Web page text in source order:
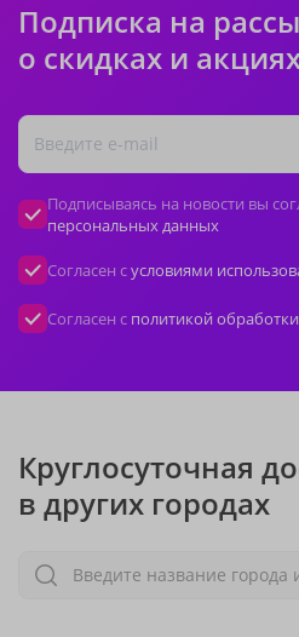
Подписка на
о скидках и
Подписываясь на новости вы
персональных данных
Согласен сусловиями
Согласен с политикой
Круглосуточная
в других городах
Введите название города